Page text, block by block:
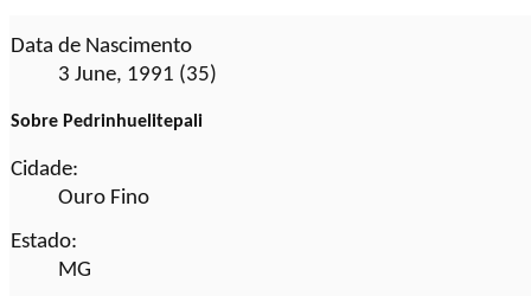
Data de Nascimento
3 June, 1991 (35)
Sobre Pedrinhuelitepali
Cidade:
Ouro Fino
Estado:
MG